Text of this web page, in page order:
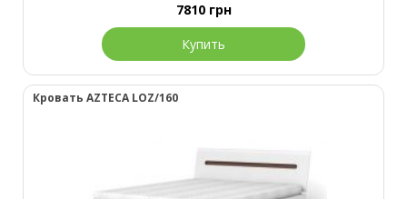
7810 грн
Купить
Кровать AZTECA LOZ/160